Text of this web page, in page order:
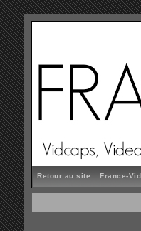
Retour au site France-